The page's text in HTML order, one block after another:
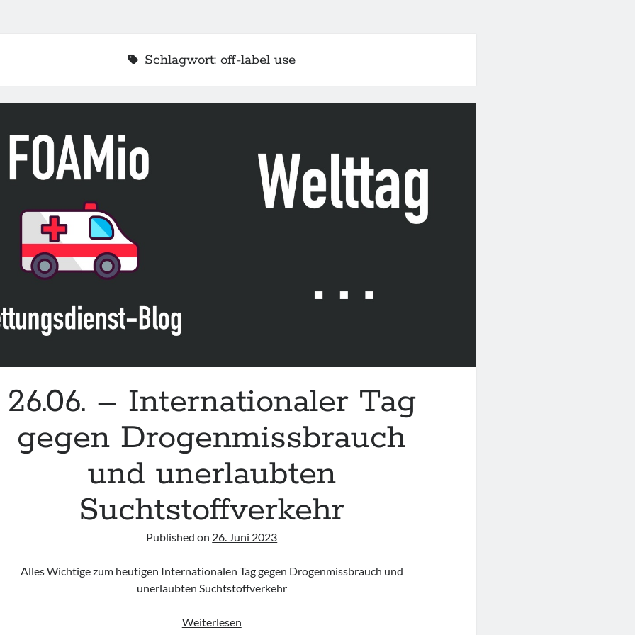
Schlagwort: off-label use
26.06. – Internationaler Tag
gegen Drogenmissbrauch
und unerlaubten
Suchtstoffverkehr
Published on 26. Juni 2023
Alles Wichtige zum heutigen Internationalen Tag gegen Drogenmissbrauch und
unerlaubten Suchtstoffverkehr
Weiterlesen26.06.